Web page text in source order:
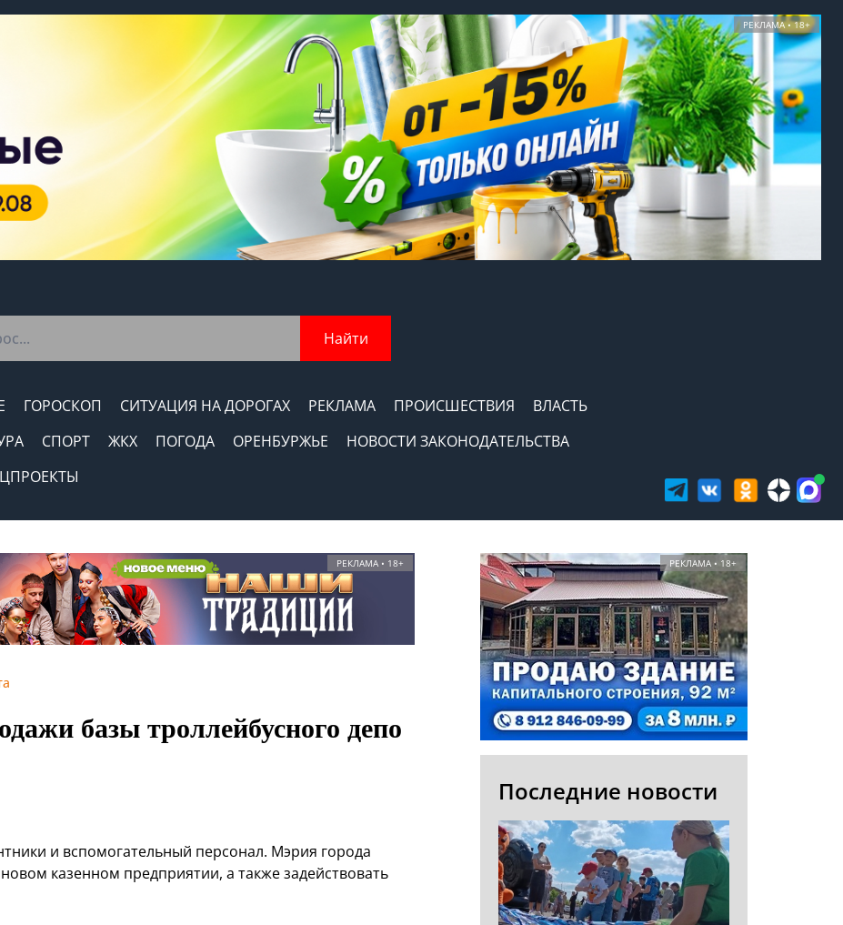
РЕКЛАМА • 18+
Найти
ГОРОСКОП СИТУАЦИЯ НА ДОРОГАХ РЕКЛАМА ПРОИСШЕСТВИЯ
ВЛАСТЬ
СПОРТ ЖКХ ПОГОДА ОРЕНБУРЖЬЕ
НОВОСТИ ЗАКОНОДАТЕЛЬСТВА
РЕКЛАМА • 18+
базы троллейбусного депо
и вспомогательный персонал. Мэрия города
казенном предприятии, а также задействовать
РЕКЛАМА • 18+
Последние новости